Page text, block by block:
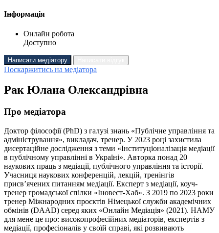
Інформація
Онлайн робота
Доступно
Написати медіатору
Поскаржитись на медіатора
Рак Юлана Олександрівна
Про медіатора
Доктор філософії (PhD) з галузі знань «Публічне управління та
адміністрування», викладач, тренер. У 2023 році захистила
дисертаційне дослідження з теми «Інституціоналізація медіації
в публічному управлінні в Україні». Авторка понад 20
наукових праць з медіації, публічного управління та історії.
Учасниця наукових конференцій, лекцій, тренінгів
присв’ячених питанням медіації. Експерт з медіації, коуч-
тренер громадської спілки «Іновест-Хаб». З 2019 по 2023 роки
тренер Міжнародних проєктів Німецької служби академічних
обмінів (DAAD) серед яких «Онлайн Медіація» (2021). НАМУ
для мене це про: високопрофесійних медіаторів, експертів з
медіації, професіоналів у своїй справі, які розвивають